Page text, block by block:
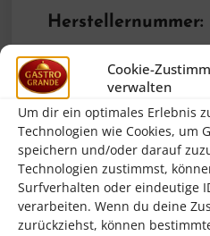
Cookie-
verwalten
Um dir ein optimales Erlebnis
Technologien wie Cookies, um
speichern und/oder darauf
Technologien zustimmst,
Surfverhalten oder eindeutige
verarbeiten. Wenn du deine
zurückziehst, können
Herstellernummer:
Brand:
Temperaturbereich
Material
emailliert
Spannung:2 x 230
Anschlusswert:6